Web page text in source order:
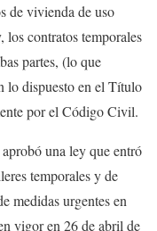
de vivienda de uso
los contratos temporales
partes, (lo que
lo dispuesto en el Título
por el Código Civil.
una ley que entró
temporales y de
medidas urgentes en
vigor en 26 de abril de